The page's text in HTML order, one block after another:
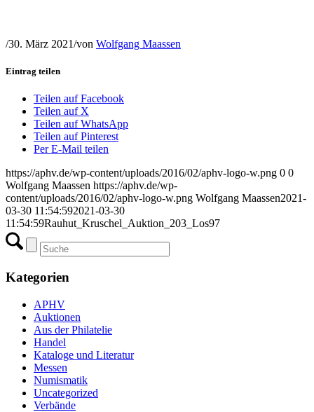
/30. März 2021/von Wolfgang Maassen
Eintrag teilen
Teilen auf Facebook
Teilen auf X
Teilen auf WhatsApp
Teilen auf Pinterest
Per E-Mail teilen
https://aphv.de/wp-content/uploads/2016/02/aphv-logo-w.png 0 0
Wolfgang Maassen https://aphv.de/wp-
content/uploads/2016/02/aphv-logo-w.png Wolfgang Maassen2021-
03-30 11:54:592021-03-30
11:54:59Rauhut_Kruschel_Auktion_203_Los97
Kategorien
APHV
Auktionen
Aus der Philatelie
Handel
Kataloge und Literatur
Messen
Numismatik
Uncategorized
Verbände